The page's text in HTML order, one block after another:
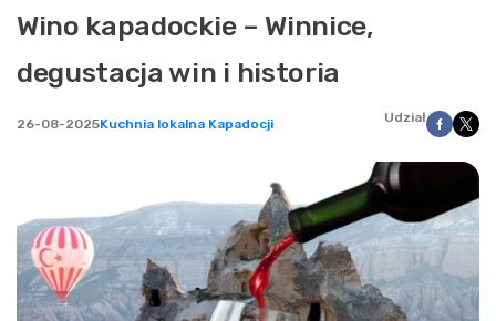
Wino kapadockie – Winnice,
degustacja win i historia
26-08-2025Kuchnia lokalna Kapadocji Udział